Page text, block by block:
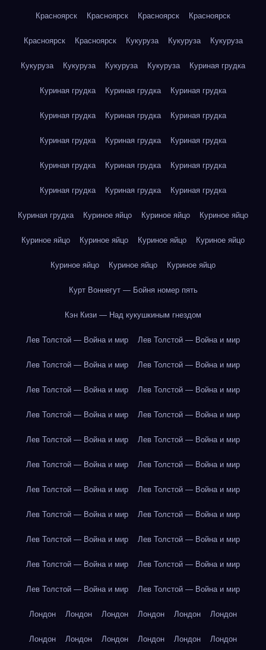
Красноярск Красноярск Красноярск Красноярск
Красноярск Красноярск Кукуруза Кукуруза Кукуруза
Кукуруза Кукуруза Кукуруза Кукуруза Куриная грудка
Куриная грудка Куриная грудка Куриная грудка
Куриная грудка Куриная грудка Куриная грудка
Куриная грудка Куриная грудка Куриная грудка
Куриная грудка Куриная грудка Куриная грудка
Куриная грудка Куриная грудка Куриная грудка
Куриная грудка Куриное яйцо Куриное яйцо Куриное яйцо
Куриное яйцо Куриное яйцо Куриное яйцо Куриное яйцо
Куриное яйцо Куриное яйцо Куриное яйцо
Курт Воннегут — Бойня номер пять
Кэн Кизи — Над кукушкиным гнездом
Лев Толстой — Война и мир Лев Толстой — Война и мир
Лев Толстой — Война и мир Лев Толстой — Война и мир
Лев Толстой — Война и мир Лев Толстой — Война и мир
Лев Толстой — Война и мир Лев Толстой — Война и мир
Лев Толстой — Война и мир Лев Толстой — Война и мир
Лев Толстой — Война и мир Лев Толстой — Война и мир
Лев Толстой — Война и мир Лев Толстой — Война и мир
Лев Толстой — Война и мир Лев Толстой — Война и мир
Лев Толстой — Война и мир Лев Толстой — Война и мир
Лев Толстой — Война и мир Лев Толстой — Война и мир
Лев Толстой — Война и мир Лев Толстой — Война и мир
Лондон Лондон Лондон Лондон Лондон Лондон
Лондон Лондон Лондон Лондон Лондон Лондон